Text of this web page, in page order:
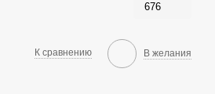
676
К сравнению В желания